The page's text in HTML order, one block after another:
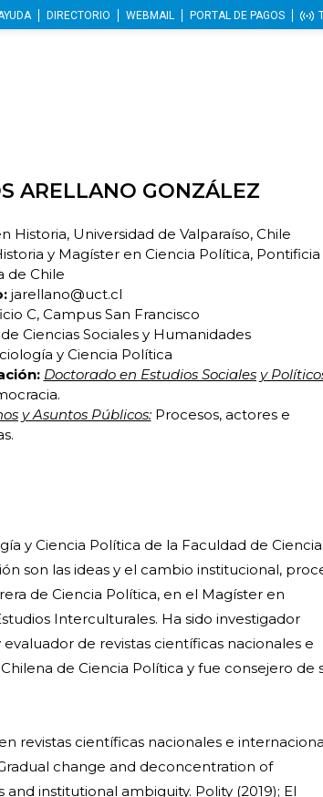
DIRECTORIO WEBMAIL PORTAL DE PAGOS
ARELLANO GONZÁLEZ
Historia, Universidad de Valparaíso, Chile
y Magíster en Ciencia Política, Pontificia
de Chile
jarellano@uct.cl
C, Campus San Francisco
Ciencias Sociales y Humanidades
y Ciencia Política
Doctorado en Estudios Sociales y
y Asuntos Públicos:Procesos, actores e
y Ciencia Política de la Faculdad de
son las ideas y el cambio institucional,
de Ciencia Política, en el Magíster en
Interculturales. Ha sido investigador
de revistas científicas nacionales e
de Ciencia Política y fue consejero de
revistas científicas nacionales e
change and deconcentration of
institutional ambiguity. Polity (2019); El